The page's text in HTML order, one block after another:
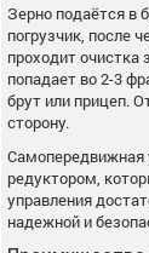
Зерно подаётся в
погрузчик, после
проходит очистка
попадает во 2-3
брут или прицеп.
сторону.
Самопередвижная
редуктором,
управления
надежной и